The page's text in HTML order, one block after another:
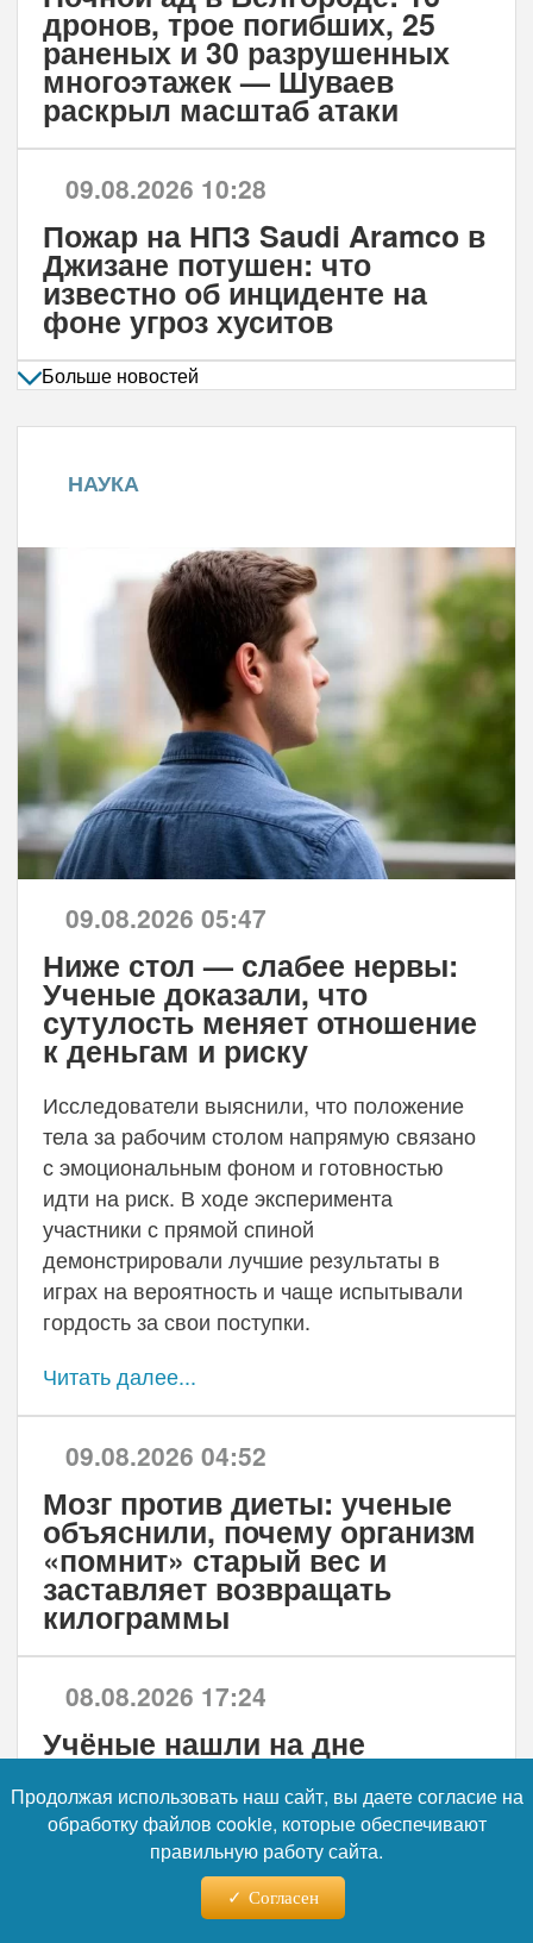
дронов, трое погибших, 25
раненых и 30 разрушенных
многоэтажек — Шуваев
раскрыл масштаб атаки
09.08.2026 10:28
Пожар на НПЗ Saudi Aramco в
Джизане потушен: что
известно об инциденте на
фоне угроз хуситов
Больше новостей
НАУКА
09.08.2026 05:47
Ниже стол — слабее нервы:
Ученые доказали, что
сутулость меняет отношение
к деньгам и риску
Исследователи выяснили, что положение
тела за рабочим столом напрямую связано
с эмоциональным фоном и готовностью
идти на риск. В ходе эксперимента
участники с прямой спиной
демонстрировали лучшие результаты в
играх на вероятность и чаще испытывали
гордость за свои поступки.
Читать далее...
09.08.2026 04:52
Мозг против диеты: ученые
объяснили, почему организм
«помнит» старый вес и
заставляет возвращать
килограммы
08.08.2026 17:24
Учёные нашли на дне
Баренцева моря гигантские
газовые кратеры
Больше новостей
Продолжая использовать наш сайт, вы даете согласие на
обработку файлов cookie, которые обеспечивают
правильную работу сайта.
Согласен